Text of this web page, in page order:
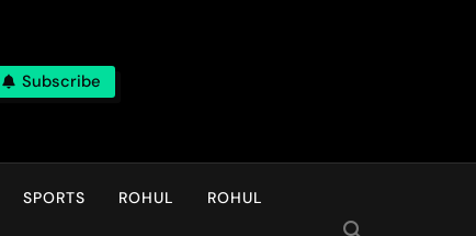
Subscribe
SPORTS ROHUL ROHUL